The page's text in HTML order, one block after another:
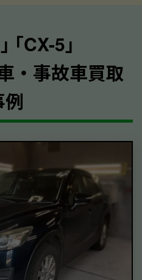
｢CX-5｣
・事故車買取
例